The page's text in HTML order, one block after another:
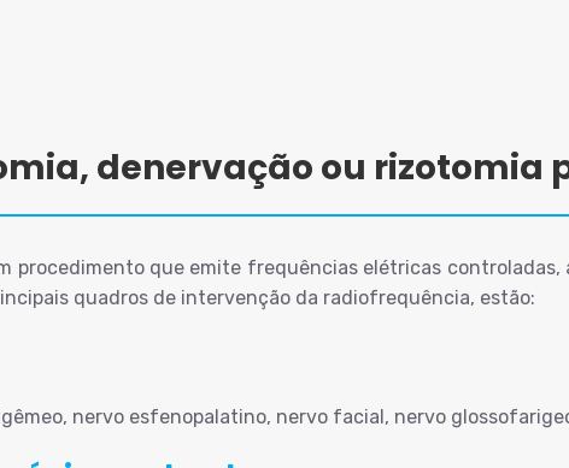
denervação ou rizotomia
procedimento que emite frequências elétricas
quadros de intervenção da radiofrequência, estão:
nervo esfenopalatino, nervo facial, nervo